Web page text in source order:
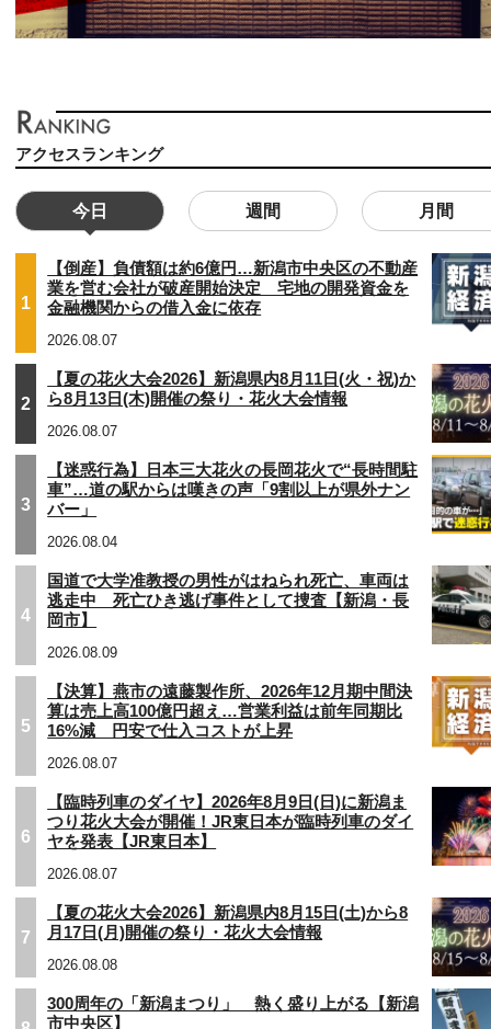
アクセスランキング
今日 週間 月間
1
【倒産】負債額は約6億円…新潟市中央区の不動産
業を営む会社が破産開始決定 宅地の開発資金を
金融機関からの借入金に依存
2026.08.07
2
【夏の花火大会2026】新潟県内8月11日(火・祝)か
ら8月13日(木)開催の祭り・花火大会情報
2026.08.07
3
【迷惑行為】日本三大花火の長岡花火で“長時間駐
車”…道の駅からは嘆きの声「9割以上が県外ナン
バー」
2026.08.04
4
国道で大学准教授の男性がはねられ死亡、車両は
逃走中 死亡ひき逃げ事件として捜査【新潟・長
岡市】
2026.08.09
5
【決算】燕市の遠藤製作所、2026年12月期中間決
算は売上高100億円超え…営業利益は前年同期比
16%減 円安で仕入コストが上昇
2026.08.07
6
【臨時列車のダイヤ】2026年8月9日(日)に新潟ま
つり花火大会が開催！JR東日本が臨時列車のダイ
ヤを発表【JR東日本】
2026.08.07
7
【夏の花火大会2026】新潟県内8月15日(土)から8
月17日(月)開催の祭り・花火大会情報
2026.08.08
300周年の「新潟まつり」 熱く盛り上がる【新潟
市中央区】